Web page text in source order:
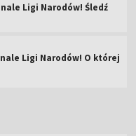
Ligi Narodów! Śledź
Ligi Narodów! O której